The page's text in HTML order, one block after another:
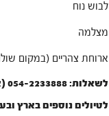
לבוש נוח
מצלמה
ארוחת צהריים (במקום
לשאלות: 054-2233888 (איציק)
לטיולים נוספים בארץ